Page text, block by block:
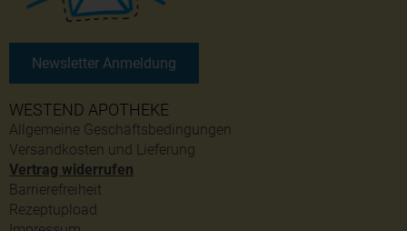
WESTEND APOTHEKE
Allgemeine Geschäftsbedingungen
Versandkosten und Lieferung
Vertrag widerrufen
Barrierefreiheit
Rezeptupload
Newsletter Anmeldung